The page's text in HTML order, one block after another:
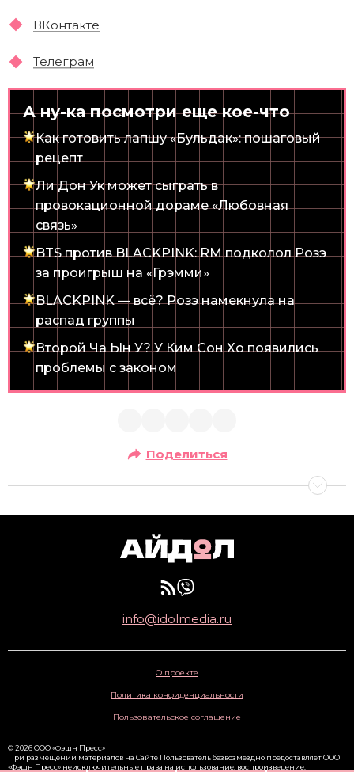
ВКонтакте
Телеграм
А ну-ка посмотри еще кое-что
Как готовить лапшу «Бульдак»: пошаговый
рецепт
Ли Дон Ук может сыграть в
провокационной дораме «Любовная
связь»
BTS против BLACKPINK: RM подколол Розэ
за проигрыш на «Грэмми»
BLACKPINK — всё? Розэ намекнула на
распад группы
Второй Ча Ын У? У Ким Сон Хо появились
проблемы с законом
Поделиться
info@idolmedia.ru
О проекте
Политика конфиденциальности
Пользовательское соглашение
© 2026 ООО «Фэшн Пресс»
При размещении материалов на Сайте Пользователь безвозмездно предоставляет ООО
«Фэшн Пресс» неисключительные права на использование, воспроизведение,